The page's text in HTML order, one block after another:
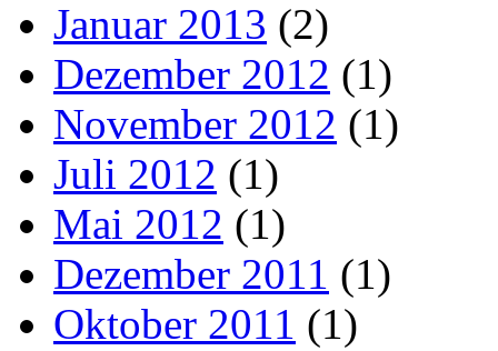
Januar 2013 (2)
Dezember 2012 (1)
November 2012 (1)
Juli 2012 (1)
Mai 2012 (1)
Dezember 2011 (1)
Oktober 2011 (1)